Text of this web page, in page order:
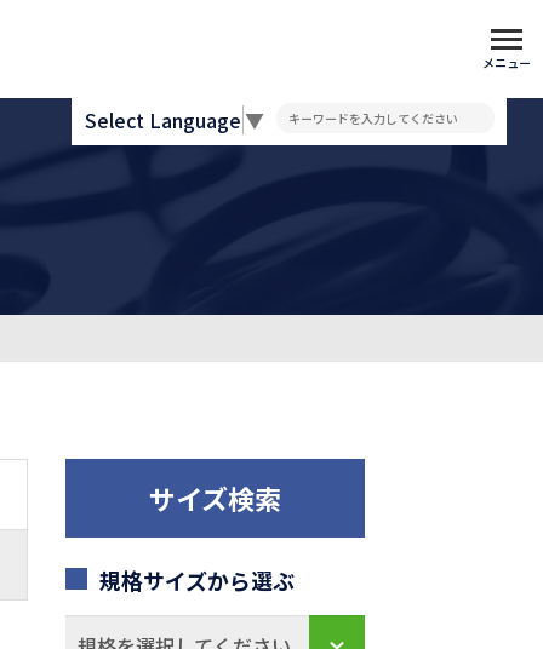
メニュー
Select Language▼
サイズ検索
規格サイズから選ぶ